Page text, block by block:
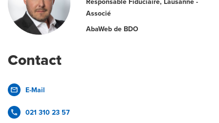
Associé
AbaWeb de BDO
Contact
E-Mail
021 310 23 57